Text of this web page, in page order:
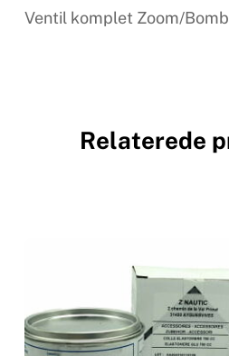
Ventil komplet Zoom/
Relaterede